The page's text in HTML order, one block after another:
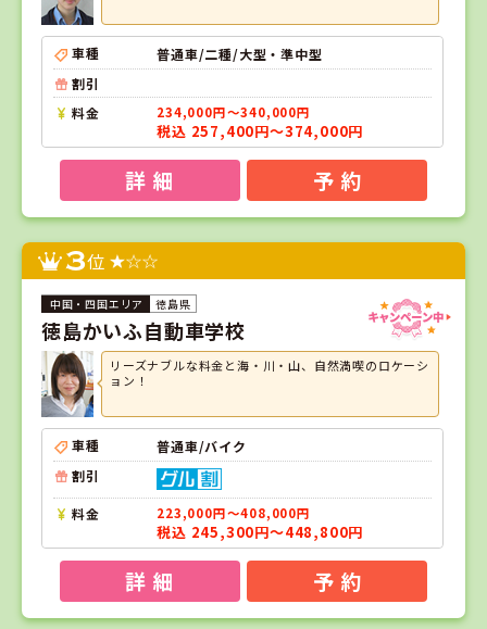
車種
普通車/二種/大型・準中型
割引
料金
234,000円～340,000円
税込 257,400円～374,000円
詳 細 予 約
3位
徳島県
徳島かいふ自動車学校
リーズナブルな料金と海・川・山、自然満喫のロケーシ
ョン！
車種
普通車/バイク
割引
料金 223,000円～408,000円
税込 245,300円～448,800円
詳 細 予 約